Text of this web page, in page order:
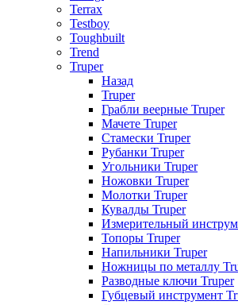
Terrax
Testboy
Toughbuilt
Trend
Truper
Назад
Truper
Грабли веерные Truper
Мачете Truper
Стамески Truper
Рубанки Truper
Угольники Truper
Ножовки Truper
Молотки Truper
Кувалды Truper
Измерительный
Топоры Truper
Напильники Truper
Ножницы по металлу
Разводные ключи Truper
Губцевый инструмент